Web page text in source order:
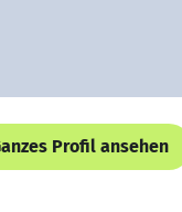
Profil ansehen